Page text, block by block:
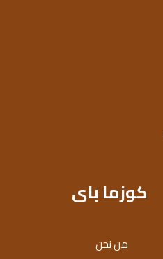
كوزما باى
من نحن